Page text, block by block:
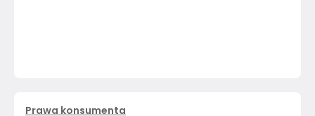
Prawa konsumenta